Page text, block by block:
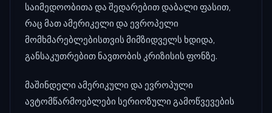
საიმედოობითა და შედარებით დაბალი ფასით,
რაც მათ ამერიკელი და ევროპელი
მომხმარებლებისთვის მიმზიდველს ხდიდა,
განსაკუთრებით ნავთობის კრიზისის ფონზე.
მაშინდელი ამერიკული და ევროპული
ავტომწარმოებლები სერიოზული გამოწვევების